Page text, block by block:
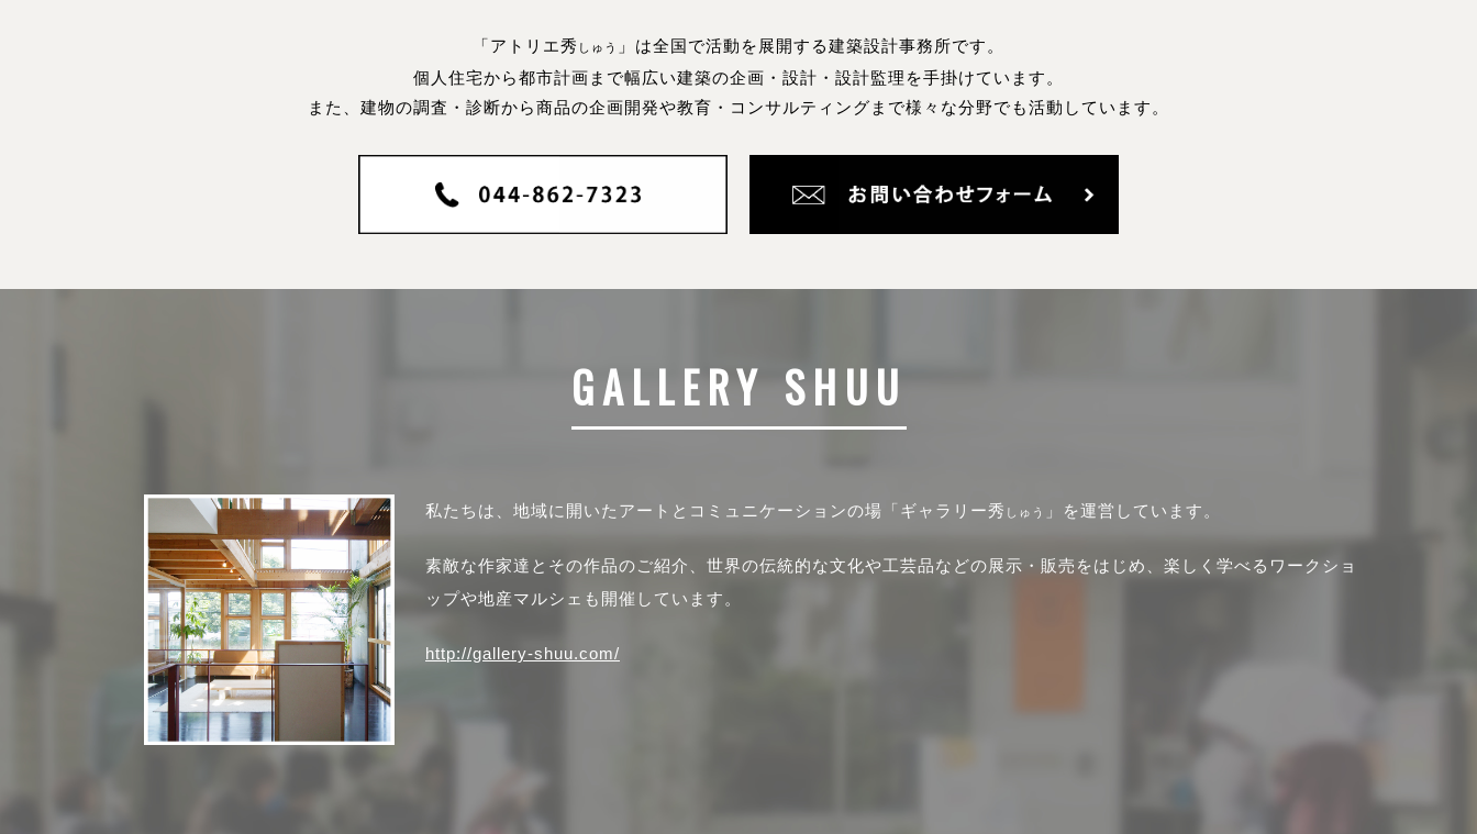
「アトリエ秀 しゅう
」は全国で活動を展開する建築設計事務所です。
個人住宅から都市計画まで幅広い建築の企画・設計・設計監理を手掛けています。
また、建物の調査・診断から商品の企画開発や教育・コンサルティングまで様々な分野でも活動しています。
GALLERY SHUU
私たちは、地域に開いたアートとコミュニケーションの場「ギャラリー秀 しゅう 」を運営しています。
素敵な作家達とその作品のご紹介、世界の伝統的な文化や工芸品などの展示・販売をはじめ、楽しく学べるワークショ
ップや地産マルシェも開催しています。
http://gallery-shuu.com/